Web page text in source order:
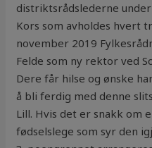
distriktsrådslederne
Kors som avholdes hvert
november 2019
Felde som ny rektor ved
Dere får hilse og ønske
å bli ferdig med denne
Lill. Hvis det er snakk om
fødselslege som syr den